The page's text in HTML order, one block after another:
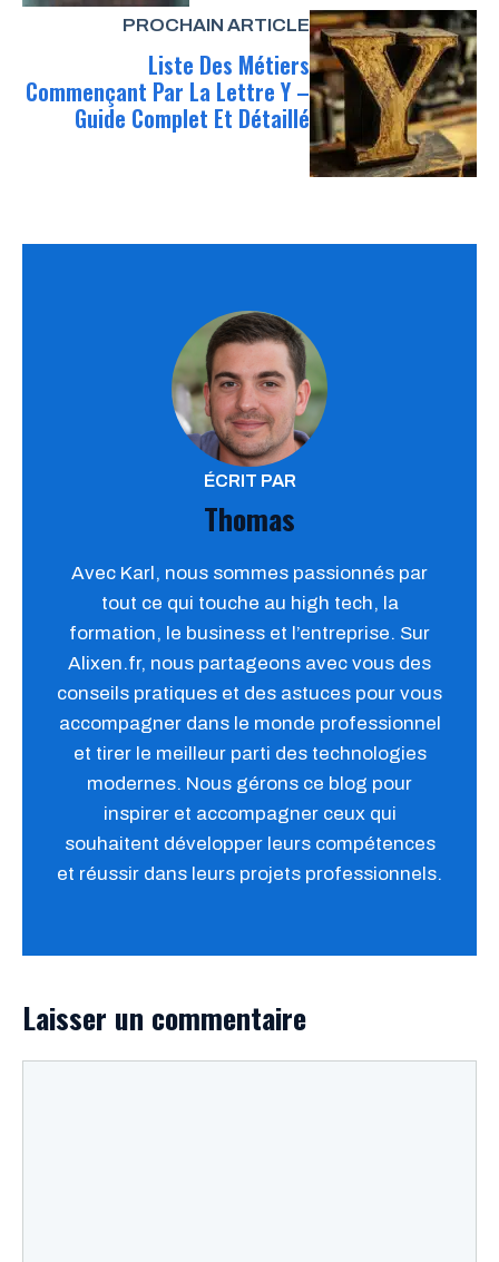
PROCHAIN ARTICLE
Liste Des Métiers
Commençant Par La Lettre Y –
Guide Complet Et Détaillé
ÉCRIT PAR
Thomas
Avec Karl, nous sommes passionnés par
tout ce qui touche au high tech, la
formation, le business et l’entreprise. Sur
Alixen.fr, nous partageons avec vous des
conseils pratiques et des astuces pour vous
accompagner dans le monde professionnel
et tirer le meilleur parti des technologies
modernes. Nous gérons ce blog pour
inspirer et accompagner ceux qui
souhaitent développer leurs compétences
et réussir dans leurs projets professionnels.
Laisser un commentaire